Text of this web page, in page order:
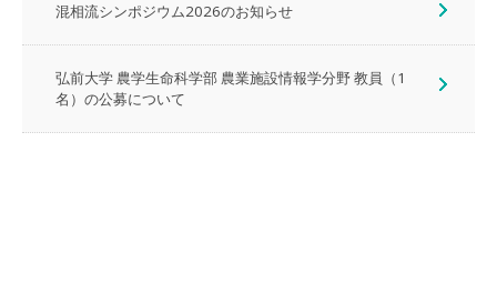
混相流シンポジウム2026のお知らせ
弘前大学 農学生命科学部 農業施設情報学分野 教員（1
名）の公募について